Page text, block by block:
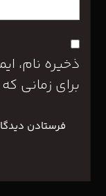
ذخیره نام،
برای زمانی
فرستادن